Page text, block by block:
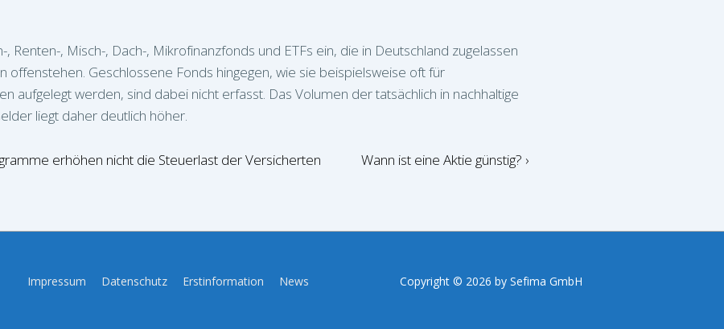
, Renten-, Misch-, Dach-, Mikrofinanzfonds und ETFs ein, die in Deutschland zugelassen
offenstehen. Geschlossene Fonds hingegen, wie sie beispielsweise oft für
aufgelegt werden, sind dabei nicht erfasst. Das Volumen der tatsächlich in nachhaltige
liegt daher deutlich höher.
erhöhen nicht die Steuerlast der Versicherten
Nächster
Wann ist eine Aktie günstig? ›
Footer-
Impressum Datenschutz Erstinformation News Copyright © 2026 by Sefima GmbH